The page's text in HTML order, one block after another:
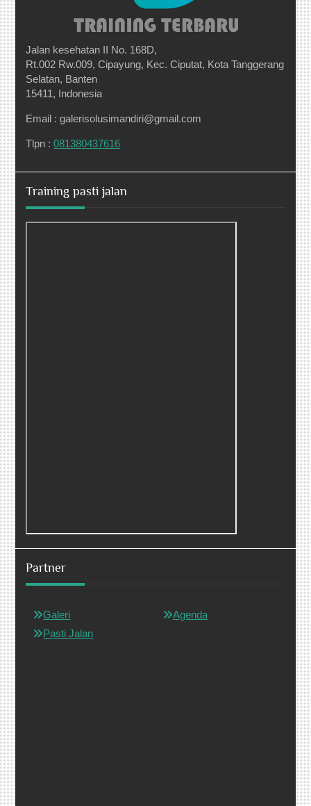
Jalan kesehatan II No. 168D,
Rt.002 Rw.009, Cipayung, Kec. Ciputat, Kota Tanggerang
Selatan, Banten
15411, Indonesia
Email : galerisolusimandiri@gmail.com
Tlpn :081380437616
Training pasti jalan
Partner
Galeri
Pasti Jalan
Agenda